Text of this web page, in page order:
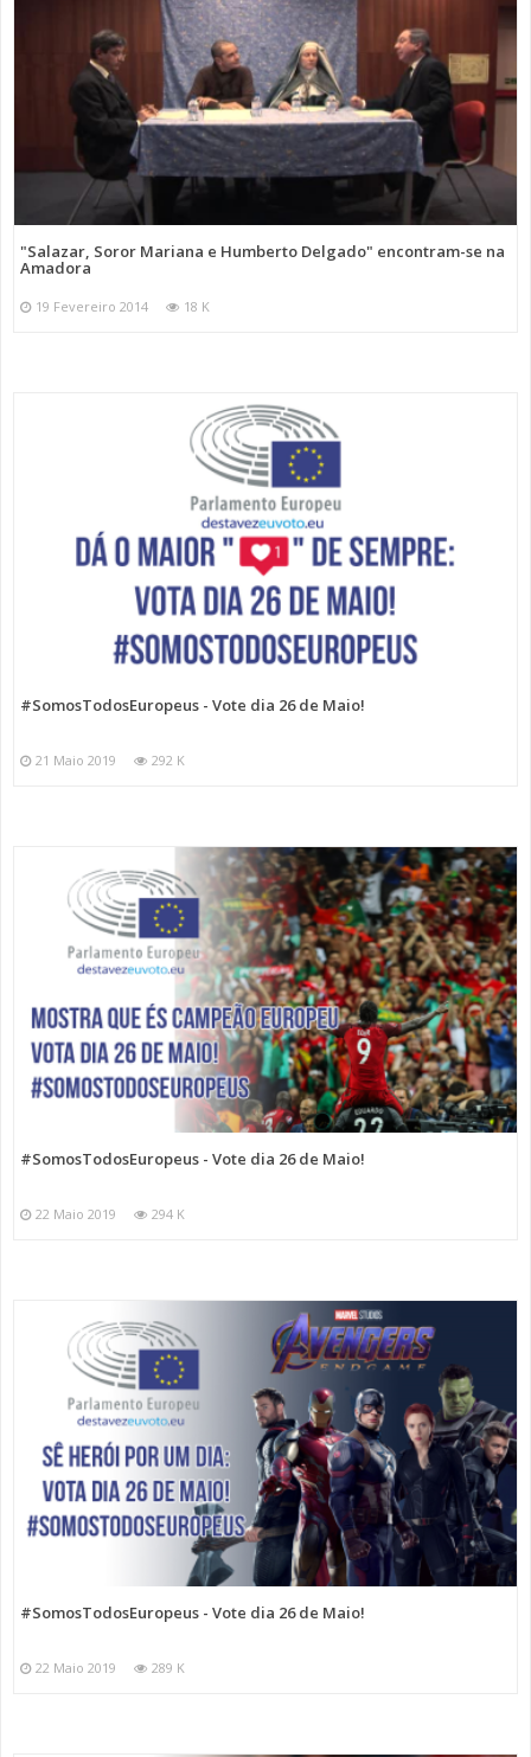
"Salazar, Soror Mariana e Humberto Delgado" encontram-se na
Amadora
19 Fevereiro 2014 18 K
#SomosTodosEuropeus - Vote dia 26 de Maio!
21 Maio 2019 292 K
#SomosTodosEuropeus - Vote dia 26 de Maio!
22 Maio 2019 294 K
#SomosTodosEuropeus - Vote dia 26 de Maio!
22 Maio 2019 289 K